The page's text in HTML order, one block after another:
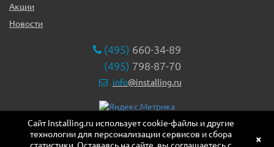
Акции
Новости
(495) 660-34-89
(495) 798-87-70
info@installing.ru
119331, г. Москва ул. Марии Ульяновой дом 17а, этаж 2,
офис 10
Сайт Installing.ru использует cookie-файлы и другие
технологии для персонализации сервисов и сбора
статистики. Оставаясь на сайте, вы соглашаетесь с
×